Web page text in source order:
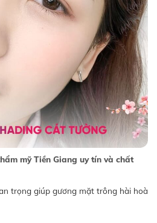
mỹ Tiền Giang uy tín và chất
trọng giúp gương mặt trông hài hoà